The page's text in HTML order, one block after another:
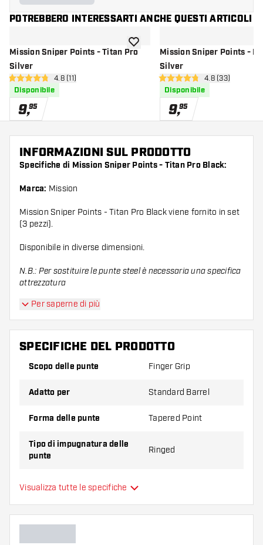
POTREBBERO INTERESSARTI ANCHE QUESTI ARTICOLI
Mission Sniper Points - Titan Pro
Silver
apri pannello recensioni
4.8 stelle di valutazione
4.8 (11)
Disponibile
9,95
aggiungi alla lista dei desideri
Mission Sniper Points -
Silver
apri pannello
4.8 stelle di valutazione
4.8 (33)
Disponibile
9,95
INFORMAZIONI SUL PRODOTTO
Specifiche di Mission Sniper Points - Titan Pro Black:
Marca: Mission
Mission Sniper Points - Titan Pro Black viene fornito in set
(3 pezzi).
Disponibile in diverse dimensioni.
N.B.: Per sostituire le punte steel è necessaria una specifica
attrezzatura
Per saperne di più
SPECIFICHE DEL PRODOTTO
Scopo delle punte Finger Grip
Adatto per Standard Barrel
Forma delle punte Tapered Point
Tipo di impugnatura delle
punte
Ringed
Zona di presa delle punte
Colore principale
Visualizza tutte le specifiche